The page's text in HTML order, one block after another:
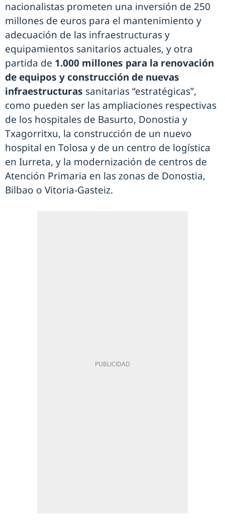
nacionalistas prometen una inversión de 250
millones de euros para el mantenimiento y
adecuación de las infraestructuras y
equipamientos sanitarios actuales, y otra
partida de 1.000 millones para la renovación
de equipos y construcción de nuevas
infraestructuras sanitarias “estratégicas”,
como pueden ser las ampliaciones respectivas
de los hospitales de Basurto, Donostia y
Txagorritxu, la construcción de un nuevo
hospital en Tolosa y de un centro de logística
en Iurreta, y la modernización de centros de
Atención Primaria en las zonas de Donostia,
Bilbao o Vitoria-Gasteiz.